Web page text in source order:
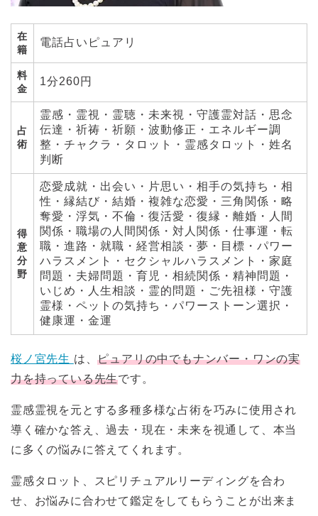
在
籍
電話占いピュアリ
料
金
1分260円
占
術
霊感・霊視・霊聴・未来視・守護霊対話・思念
伝達・祈祷・祈願・波動修正・エネルギー調
整・チャクラ・タロット・霊感タロット・姓名
判断
得
意
分
野
恋愛成就・出会い・片思い・相手の気持ち・相
性・縁結び・結婚・複雑な恋愛・三角関係・略
奪愛・浮気・不倫・復活愛・復縁・離婚・人間
関係・職場の人間関係・対人関係・仕事運・転
職・進路・就職・経営相談・夢・目標・パワー
ハラスメント・セクシャルハラスメント・家庭
問題・夫婦問題・育児・相続関係・精神問題・
いじめ・人生相談・霊的問題・ご先祖様・守護
霊様・ペットの気持ち・パワーストーン選択・
健康運・金運
桜ノ宮先生 は、ピュアリの中でもナンバー・ワンの実
力を持っている先生です。
霊感霊視を元とする多種多様な占術を巧みに使用され
導く確かな答え、過去・現在・未来を視通して、本当
に多くの悩みに答えてくれます。
霊感タロット、スピリチュアルリーディングを合わ
せ、お悩みに合わせて鑑定をしてもらうことが出来ま